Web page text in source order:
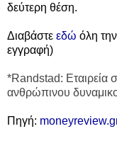
δεύτερη θέση.
Διαβάστε εδώ όλη
εγγραφή)
*Randstad: Εταιρεία
ανθρώπινου
Πηγή: